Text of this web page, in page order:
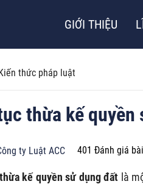
GIỚI THIỆU
thức pháp luật
thừa kế quyền
ty Luật ACC 401 Đánh giá
kế quyền sử dụng đất là